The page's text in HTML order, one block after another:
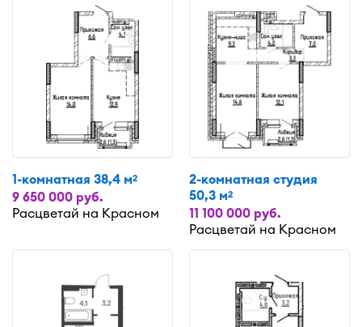
1-комнатная 38,4 м2
9 650 000 руб.
Расцветай на Красном
2-комнатная студия
50,3 м2
11 100 000 руб.
Расцветай на Красном